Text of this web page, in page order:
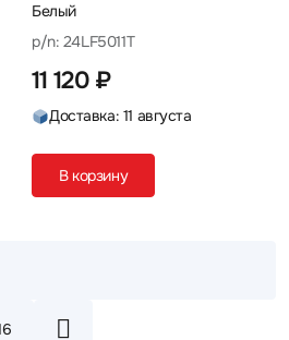
Белый
p/n: 24LF5011T
11 120 ₽
Доставка: 11 августа
В корзину